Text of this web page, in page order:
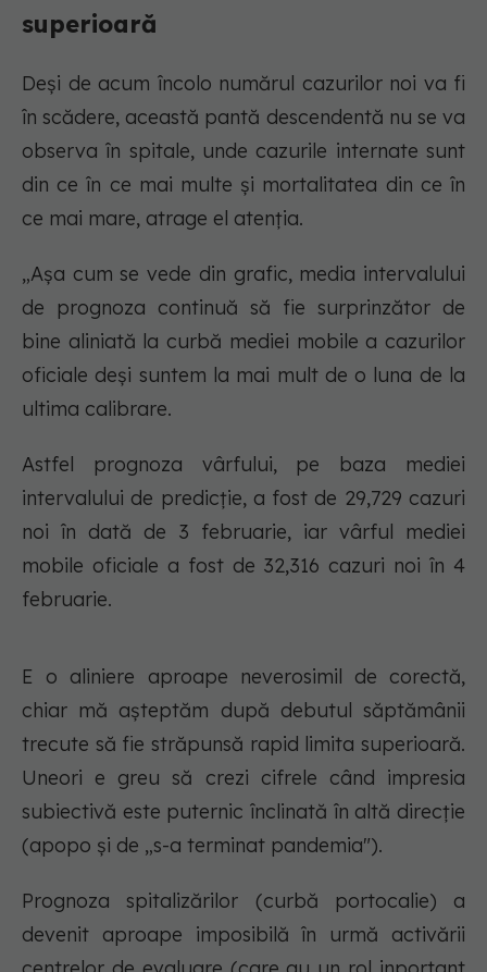
superioară
Deși de acum încolo numărul cazurilor noi va fi
în scădere, această pantă descendentă nu se va
observa în spitale, unde cazurile internate sunt
din ce în ce mai multe și mortalitatea din ce în
ce mai mare, atrage el atenția.
„Așa cum se vede din grafic, media intervalului
de prognoza continuă să fie surprinzător de
bine aliniată la curbă mediei mobile a cazurilor
oficiale deși suntem la mai mult de o luna de la
ultima calibrare.
Astfel prognoza vârfului, pe baza mediei
intervalului de predicție, a fost de 29,729 cazuri
noi în dată de 3 februarie, iar vârful mediei
mobile oficiale a fost de 32,316 cazuri noi în 4
februarie.
E o aliniere aproape neverosimil de corectă,
chiar mă așteptăm după debutul săptămânii
trecute să fie străpunsă rapid limita superioară.
Uneori e greu să crezi cifrele când impresia
subiectivă este puternic înclinată în altă direcție
(apopo și de „s-a terminat pandemia").
Prognoza spitalizărilor (curbă portocalie) a
devenit aproape imposibilă în urmă activării